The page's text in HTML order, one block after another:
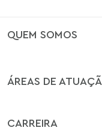
QUEM SOMOS
ÁREAS DE
CARREIRA